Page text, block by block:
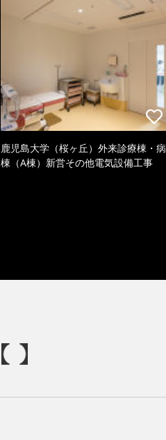
鹿児島大学（桜ヶ丘）外来診療棟・病
棟（A棟）新営その他電気設備工事